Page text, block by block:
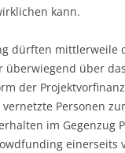
kann.
dürften mittlerweile
überwiegend über
der
Personen
im Gegenzug
einerseits